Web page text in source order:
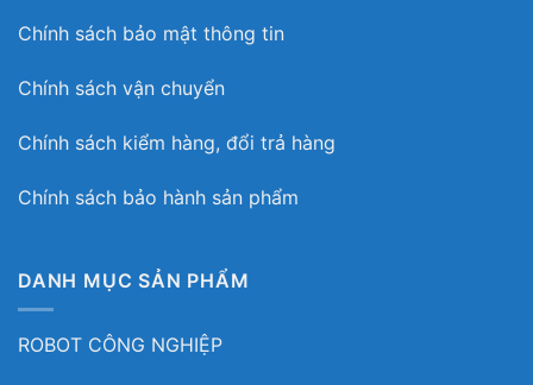
Chính sách bảo mật thông tin
Chính sách vận chuyển
Chính sách kiểm hàng, đổi trả hàng
Chính sách bảo hành sản phẩm
DANH MỤC SẢN PHẨM
ROBOT CÔNG NGHIỆP